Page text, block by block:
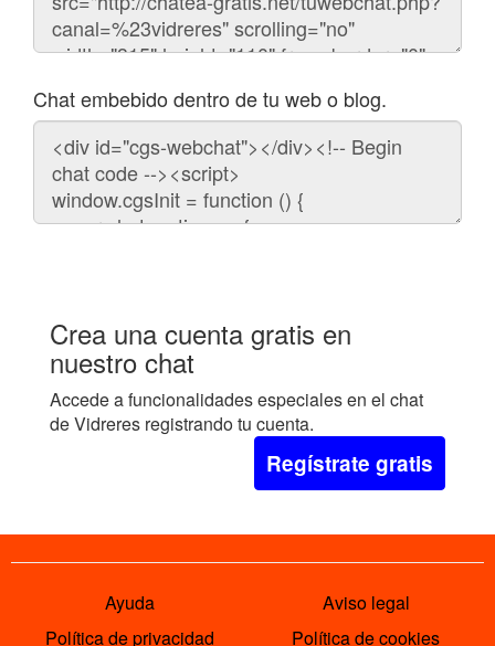
chat
Chat embebido dentro de tu web o blog.
Código
para
embeber
chat
Crea una cuenta gratis en
nuestro chat
Accede a funcionalidades especiales en el chat
de Vidreres registrando tu cuenta.
Regístrate gratis
Ayuda
Aviso legal
Política de privacidad
Política de cookies